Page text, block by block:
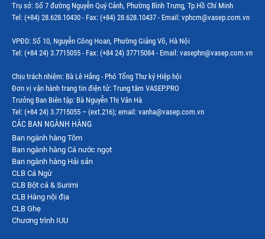
Trụ sở: Số 7 đường Nguyễn Quý Cảnh, Phường Bình Trưng, Tp.Hồ Chí Minh
Tel: (+84) 28.628.10430 - Fax: (+84) 28.628.10437 - Email: vphcm@vasep.com.vn
VPĐD: Số 10, Nguyễn Công Hoan, Phường Giảng Võ, Hà Nội
Tel: (+84 24) 3.7715055 - Fax: (+84 24) 37715084 - Email: vasephn@vasep.com.vn
Chịu trách nhiệm: Bà Lê Hằng - Phó Tổng Thư ký Hiệp hội
Đơn vị vận hành trang tin điện tử: Trung tâm VASEP.PRO
Trưởng Ban Biên tập: Bà Nguyễn Thị Vân Hà
Tel: (+84 24) 3.7715055 – (ext.216); email: vanha@vasep.com.vn
CÁC BAN NGÀNH HÀNG
Ban ngành hàng Tôm
Ban ngành hàng Cá nước ngọt
Ban ngành hàng Hải sản
CLB Cá Ngừ
CLB Bột cá & Surimi
CLB Hàng nội địa
CLB Ghẹ
Chương trình IUU